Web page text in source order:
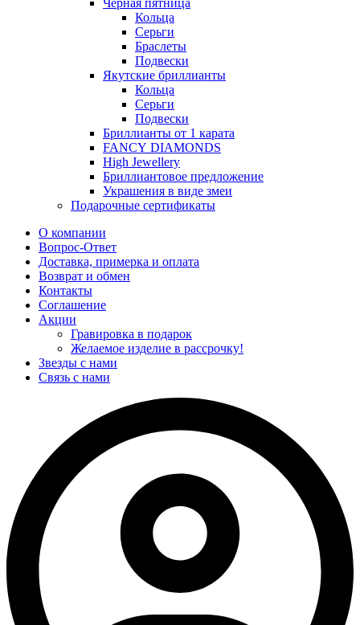
Черная пятница
Кольца
Серьги
Браслеты
Подвески
Якутские бриллианты
Кольца
Серьги
Подвески
Бриллианты от 1 карата
FANCY DIAMONDS
High Jewellery
Бриллиантовое предложение
Украшения в виде змеи
Подарочные сертификаты
О компании
Вопрос-Ответ
Доставка, примерка и оплата
Возврат и обмен
Контакты
Соглашение
Акции
Гравировка в подарок
Желаемое изделие в рассрочку!
Звезды с нами
Связь с нами